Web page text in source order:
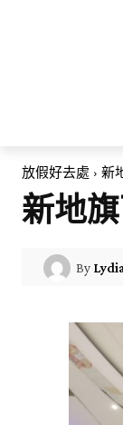
放假好去處 新
新地
By